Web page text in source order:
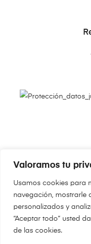
Valoramos tu
Usamos cookies para
navegación, mostrarle
personalizados y
“Aceptar todo” usted
de las cookies.